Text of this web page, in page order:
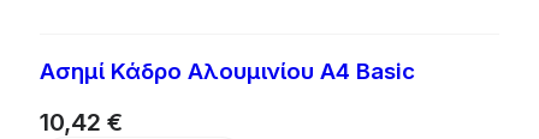
Ασημί Κάδρο Αλουμινίου Α4 Basic
10,42 €